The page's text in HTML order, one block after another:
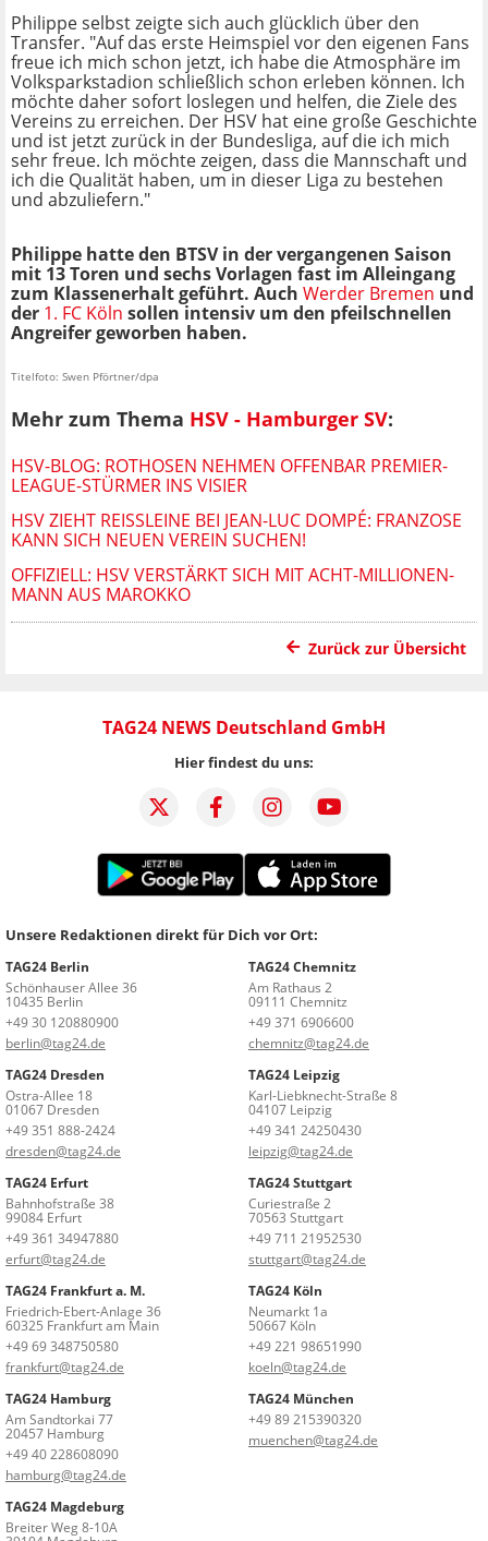
Philippe selbst zeigte sich auch glücklich über den
Transfer. "Auf das erste Heimspiel vor den eigenen Fans
freue ich mich schon jetzt, ich habe die Atmosphäre im
Volksparkstadion schließlich schon erleben können. Ich
möchte daher sofort loslegen und helfen, die Ziele des
Vereins zu erreichen. Der HSV hat eine große Geschichte
und ist jetzt zurück in der Bundesliga, auf die ich mich
sehr freue. Ich möchte zeigen, dass die Mannschaft und
ich die Qualität haben, um in dieser Liga zu bestehen
und abzuliefern."
Philippe hatte den BTSV in der vergangenen Saison
mit 13 Toren und sechs Vorlagen fast im Alleingang
zum Klassenerhalt geführt. Auch Werder Bremen und
der 1. FC Köln sollen intensiv um den pfeilschnellen
Angreifer geworben haben.
Titelfoto: Swen Pförtner/dpa
Mehr zum Thema HSV - Hamburger SV:
HSV-BLOG: ROTHOSEN NEHMEN OFFENBAR PREMIER-
LEAGUE-STÜRMER INS VISIER
HSV ZIEHT REISSLEINE BEI JEAN-LUC DOMPÉ: FRANZOSE K
ANN SICH NEUEN VEREIN SUCHEN!
OFFIZIELL: HSV VERSTÄRKT SICH MIT ACHT-MILLIONEN-
MANN AUS MAROKKO
Zurück zur Übersicht
TAG24 NEWS Deutschland GmbH
Hier findest du uns:
Unsere Redaktionen direkt für Dich vor Ort:
TAG24 Berlin
Schönhauser Allee 36
10435 Berlin
+49 30 120880900
berlin@tag24.de
TAG24 Chemnitz
Am Rathaus 2
09111 Chemnitz
+49 371 6906600
chemnitz@tag24.de
TAG24 Dresden
Ostra-Allee 18
01067 Dresden
+49 351 888-2424
dresden@tag24.de
TAG24 Leipzig
Karl-Liebknecht-Straße 8
04107 Leipzig
+49 341 24250430
leipzig@tag24.de
TAG24 Erfurt
Bahnhofstraße 38
99084 Erfurt
+49 361 34947880
erfurt@tag24.de
TAG24 Stuttgart
Curiestraße 2
70563 Stuttgart
+49 711 21952530
stuttgart@tag24.de
TAG24 Frankfurt a. M.
Friedrich-Ebert-Anlage 36
60325 Frankfurt am Main
+49 69 348750580
frankfurt@tag24.de
TAG24 Köln
Neumarkt 1a
50667 Köln
+49 221 98651990
koeln@tag24.de
TAG24 Hamburg
Am Sandtorkai 77
20457 Hamburg
+49 40 228608090
hamburg@tag24.de
TAG24 München
+49 89 215390320
muenchen@tag24.de
TAG24 Magdeburg
Breiter Weg 8-10A